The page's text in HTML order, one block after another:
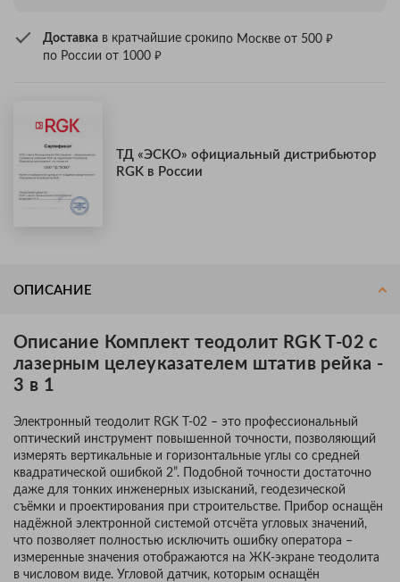
Доставка в кратчайшие срокипо Москве от 500 ₽
по России от 1000 ₽
ТД «ЭСКО» официальный дистрибьютор
RGK в России
ОПИСАНИЕ
Описание Комплект теодолит RGK T-02 с
лазерным целеуказателем штатив рейка -
3 в 1
Электронный теодолит RGK T-02 – это профессиональный
оптический инструмент повышенной точности, позволяющий
измерять вертикальные и горизонтальные углы со средней
квадратической ошибкой 2”. Подобной точности достаточно
даже для тонких инженерных изысканий, геодезической
съёмки и проектирования при строительстве. Прибор оснащён
надёжной электронной системой отсчёта угловых значений,
что позволяет полностью исключить ошибку оператора –
измеренные значения отображаются на ЖК-экране теодолита
в числовом виде. Угловой датчик, которым оснащён